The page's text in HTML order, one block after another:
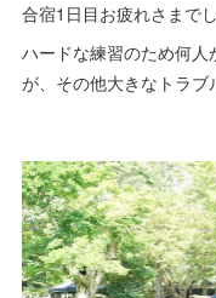
合宿1日目お疲れさまで
ハードな練習のため何
が、その他大きなトラブ